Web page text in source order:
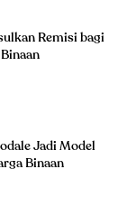
Remisi bagi
Jadi Model
Binaan